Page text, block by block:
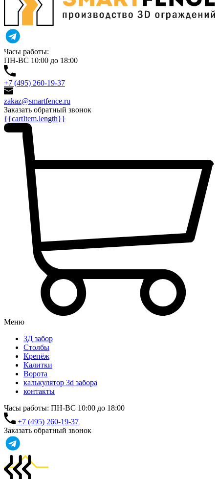
Часы работы:
ПН-ВС 10:00 до 18:00
+7 (495) 260-19-37
zakaz@smartfence.ru
Заказать обратный звонок
{{cartItem.length}}
Меню
3Д забор
Столбы
Крепёж
Калитки
Ворота
калькулятор 3d забора
контакты
Часы работы: ПН-ВС 10:00 до 18:00
+7 (495) 260-19-37
Заказать обратный звонок